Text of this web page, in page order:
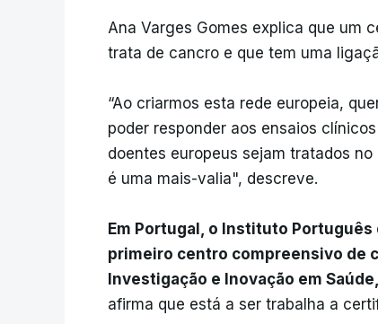
Ana Varges Gomes explica que um
trata de cancro e que tem uma
“Ao criarmos esta rede europeia,
poder responder aos ensaios
doentes europeus sejam tratados
é uma mais-valia", descreve.
Em Portugal, o Instituto
primeiro centro compreensivo de
Investigação e Inovação em
afirma que está a ser trabalha a